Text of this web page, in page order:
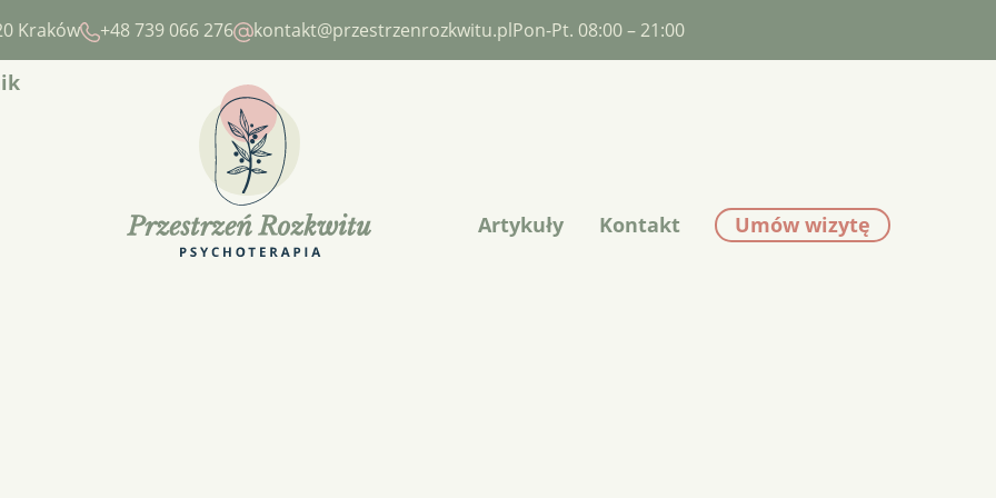
Kraków +48 739 066 276 kontakt@przestrzenrozkwitu.plPon-Pt. 08:00 – 21:00
Artykuły Kontakt Umów wizytę